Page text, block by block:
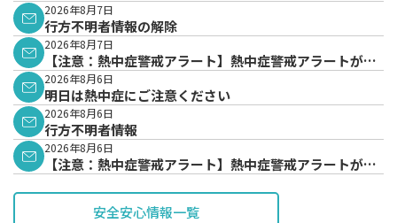
2026年8月7日
行方不明者情報の解除
2026年8月7日
【注意：熱中症警戒アラート】熱中症警戒アラートが発
表されています。
2026年8月6日
明日は熱中症にご注意ください
2026年8月6日
行方不明者情報
2026年8月6日
【注意：熱中症警戒アラート】熱中症警戒アラートが発
安全安心情報一覧